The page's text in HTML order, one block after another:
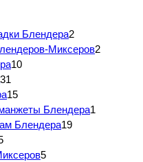
Блендера2
Миксеров2
10
31
15
Блендера1
Блендера19
5